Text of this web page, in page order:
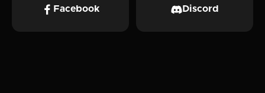
Facebook Discord